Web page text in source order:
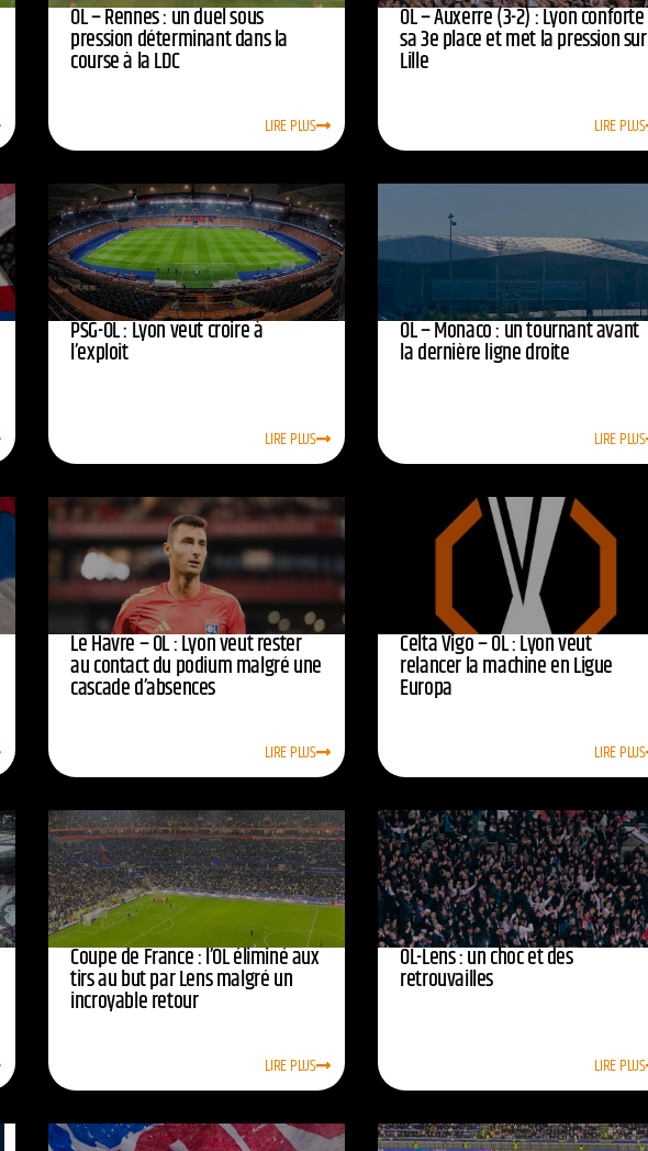
OL – Rennes : un duel sous
pression déterminant dans la
course à la LDC
LIRE PLUS
OL – Auxerre (3-2) : Lyon conforte
sa 3e place et met la pression sur
Lille
LIRE PLUS
PSG-OL : Lyon veut croire à
l’exploit
LIRE PLUS
OL – Monaco : un tournant avant
la dernière ligne droite
LIRE PLUS
Le Havre – OL : Lyon veut rester
au contact du podium malgré une
cascade d’absences
LIRE PLUS
Celta Vigo – OL : Lyon veut
relancer la machine en Ligue
Europa
LIRE PLUS
Coupe de France : l’OL éliminé aux
tirs au but par Lens malgré un
incroyable retour
LIRE PLUS
OL-Lens : un choc et des
retrouvailles
LIRE PLUS